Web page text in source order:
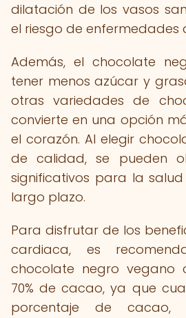
dilatación de los vasos
el riesgo de enfermedades
Además, el chocolate
tener menos azúcar y
otras variedades de
convierte en una opción
el corazón. Al elegir
de calidad, se pueden
significativos para la
largo plazo.
Para disfrutar de los
cardiaca, es
chocolate negro vegano
70% de cacao, ya que
porcentaje de